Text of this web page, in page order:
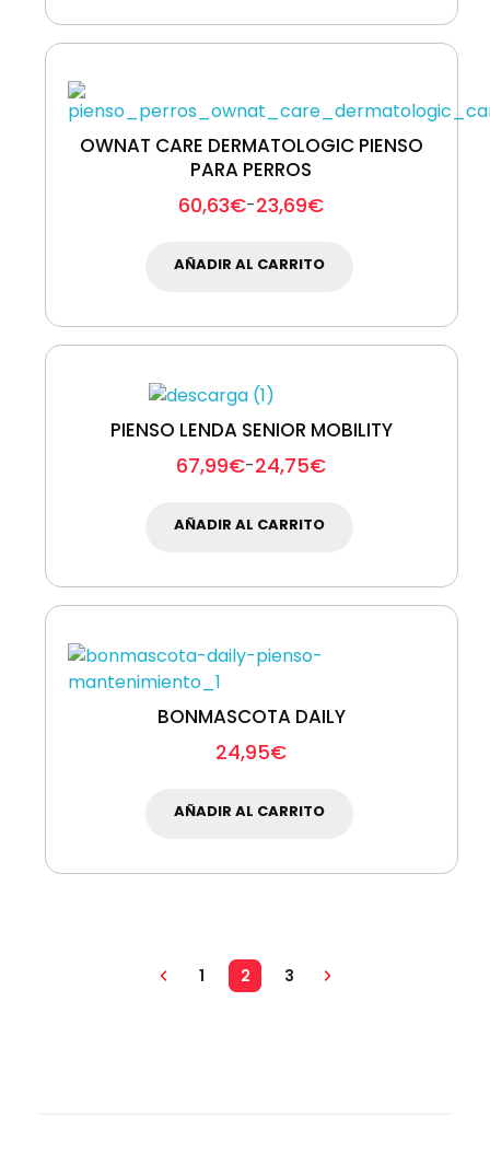
OWNAT CARE DERMATOLOGIC PIENSO
PARA PERROS
23,69€
-
60,63€
AÑADIR AL CARRITO
PIENSO LENDA SENIOR MOBILITY
24,75€
-
67,99€
AÑADIR AL CARRITO
BONMASCOTA DAILY
24,95€
AÑADIR AL CARRITO
1 2 3